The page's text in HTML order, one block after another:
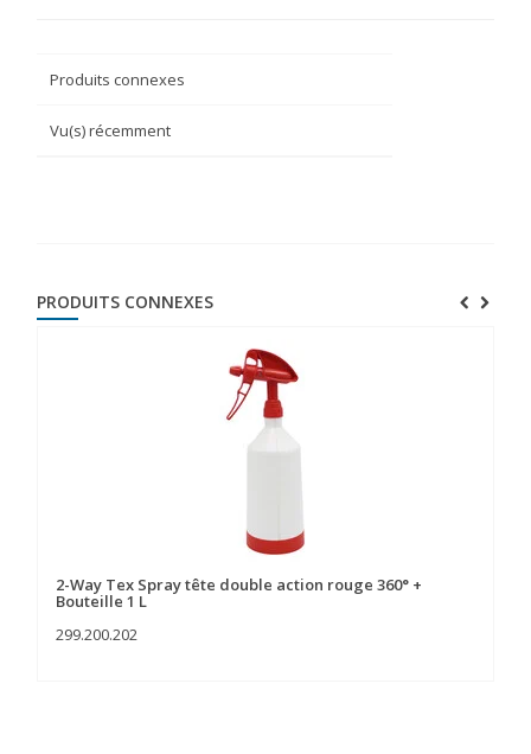
Produits connexes
Vu(s) récemment
PRODUITS CONNEXES
2-Way Tex Spray tête double action rouge 360° +
Bouteille 1 L
299.200.202